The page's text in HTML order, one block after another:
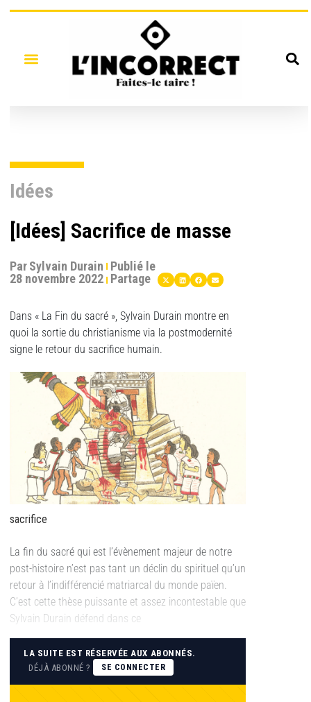
Idées
[Idées] Sacrifice de masse
ParSylvain Durain Publié le
28 novembre 2022 Partage
Dans « La Fin du sacré », Sylvain Durain montre en
quoi la sortie du christianisme via la postmodernité
signe le retour du sacrifice humain.
sacrifice
La fin du sacré qui est l’évènement majeur de notre
post-histoire n’est pas tant un déclin du spirituel qu’un
retour à l’indifférencié matriarcal du monde païen.
C’est cette thèse puissante et assez incontestable que
Sylvain Durain défend dans ce
LA SUITE EST RÉSERVÉE AUX ABONNÉS.
DÉJÀ ABONNÉ ?
SE CONNECTER